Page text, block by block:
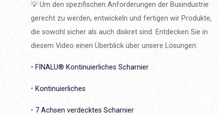
💡 Um den spezifischen Anforderungen der Busindustrie
gerecht zu werden, entwickeln und fertigen wir Produkte,
die sowohl sicher als auch diskret sind. Entdecken Sie in
diesem Video einen Überblick über unsere Lösungen:
• FINALU® Kontinuierliches Scharnier
• Kontinuierliches
• 7 Achsen verdecktes Scharnier